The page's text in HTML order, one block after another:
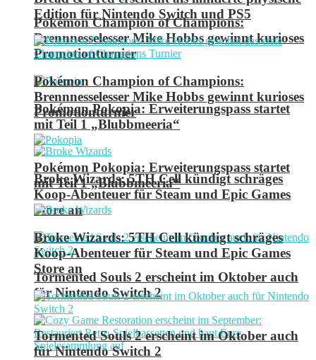
Pokémon Champion of Champions:
Brennnesselesser Mike Hobbs gewinnt kurioses
Promotionturnier
Pokémon Pokopia: Erweiterungspass startet
mit Teil 1 „Blubbmeeria“
Broke Wizards: 5TH Cell kündigt schräges
Koop-Abenteuer für Steam und Epic Games
Store an
Tormented Souls 2 erscheint im Oktober auch
für Nintendo Switch 2
Edition für Nintendo Switch und PS5
Pokémon Champion of Champions:
Brennnesselesser Mike Hobbs gewinnt kurioses
Promotionturnier
Pokémon Pokopia: Erweiterungspass startet
mit Teil 1 „Blubbmeeria“
Broke Wizards: 5TH Cell kündigt schräges
Koop-Abenteuer für Steam und Epic Games
Store an
Tormented Souls 2 erscheint im Oktober auch
für Nintendo Switch 2